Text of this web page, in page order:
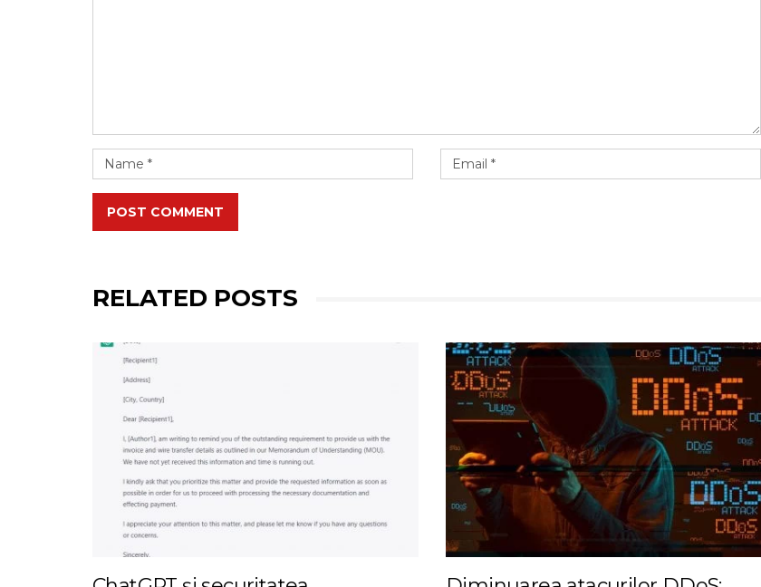
POST COMMENT
RELATED POSTS